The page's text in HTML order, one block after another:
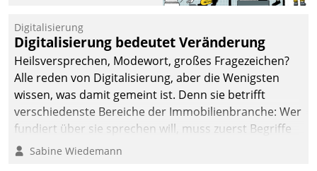
Jahresbeginn eine
Überblick, Einsicht und
Eingriff bietende Lösung.
Zur Entwicklung setzte
man auf
Cloudtechnologie,
bewährte und Startup-
agile Projektmethoden.
Digitalisierung
Digitalisierung bedeutet Veränderung
Heilsversprechen, Modewort, großes Fragezeichen?
Alle reden von Digitalisierung, aber die Wenigsten
wissen, was damit gemeint ist. Denn sie betrifft
verschiedenste Bereiche der Immobilienbranche: Wer
fundiert über sie sprechen will, muss zuerst Begriffe
klären. Ein Aspekt ist die betriebliche Optimierung:
Sabine Wiedemann